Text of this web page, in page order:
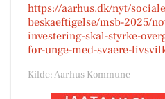
https://aarhus.dk/nyt/
beskaeftigelse/msb-2025/
investering-skal-styrke-
for-unge-med-svaere-
Kilde: Aarhus Kommune